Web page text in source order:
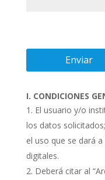
I. CONDICIONES
El usuario y/o
los datos
el uso que se dará
digitales.
Deberá citar al